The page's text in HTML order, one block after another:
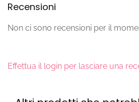
Recensioni
Non ci sono recensioni per il
Effettua il login per lasciare una